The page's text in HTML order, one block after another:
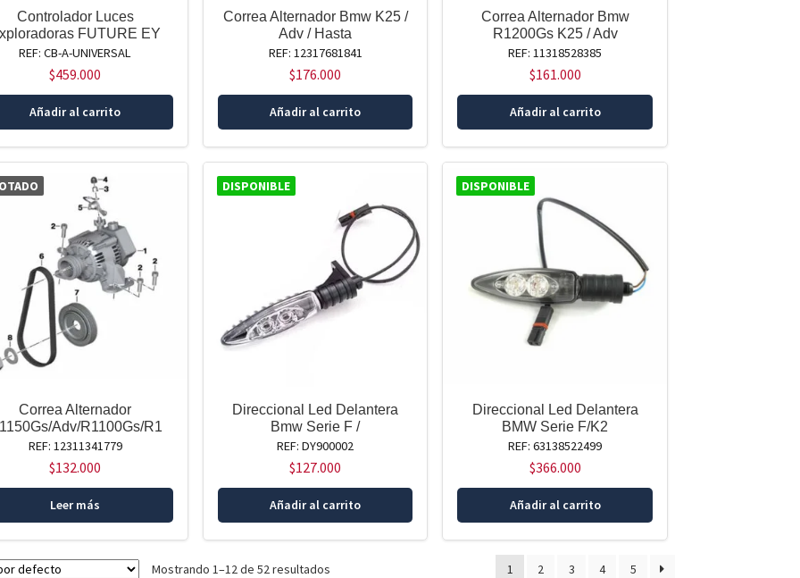
Controlador Luces
FUTURE EY
REF: CB-A-UNIVERSAL
$459.000
Añadir al carrito
Correa Alternador Bmw K25 /
Adv / Hasta
REF: 12317681841
$176.000
Añadir al carrito
Correa Alternador Bmw
R1200Gs K25 / Adv
REF: 11318528385
$161.000
Añadir al carrito
Correa Alternador
Adv/R1100Gs/R1
REF: 12311341779
$132.000
Leer más
DISPONIBLE
Direccional Led Delantera
Bmw Serie F /
REF: DY900002
$127.000
Añadir al carrito
DISPONIBLE
Direccional Led Delantera
BMW Serie F/K2
REF: 63138522499
$366.000
Añadir al carrito
Mostrando 1–12 de 52 resultados 1 2 3 4 5